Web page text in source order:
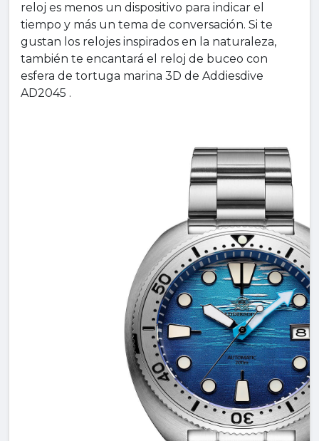
reloj es menos un dispositivo para indicar el
tiempo y más un tema de conversación. Si te
gustan los relojes inspirados en la naturaleza,
también te encantará el reloj de buceo con
esfera de tortuga marina 3D de Addiesdive
AD2045 .